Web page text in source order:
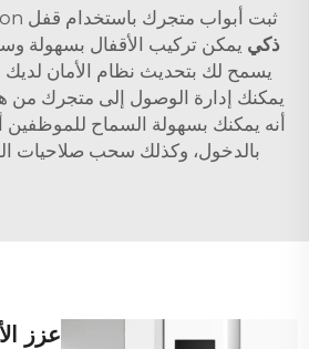
ثبت أبواب متجرك باستخدام قفل Tenon الذكي. هذه
ذكي يمكن تركيب الأقفال بسهولة
يسمح لك بتحديث نظام الأمان لديك
يمكنك إدارة الوصول إلى متجرك من
أنه يمكنك بسهولة السماح للموظفين
بالدخول، وكذلك سحب صلاحيات
عزز